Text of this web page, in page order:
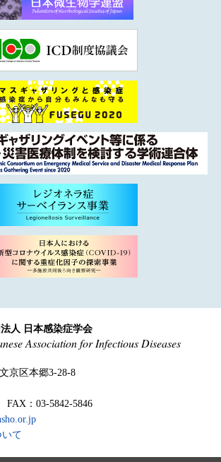
人 日本感染症学会
Association for Infectious Diseases
京区本郷3-28-8
：03-5842-5846
て